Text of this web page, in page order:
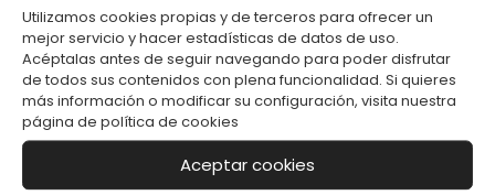
Utilizamos cookies propias y de terceros para ofrecer un
mejor servicio y hacer estadísticas de datos de uso.
Acéptalas antes de seguir navegando para poder disfrutar
de todos sus contenidos con plena funcionalidad. Si quieres
más información o modificar su configuración, visita nuestra
página de política de cookies
Aceptar cookies